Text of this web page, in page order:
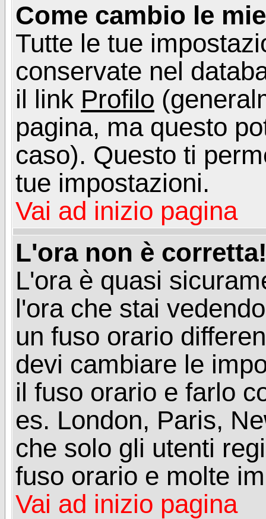
Come cambio le
Tutte le tue
conservate nel
il link Profilo
pagina, ma questo
caso). Questo ti
tue impostazioni.
Vai ad inizio pagina
L'ora non è
L'ora è quasi
l'ora che stai
un fuso orario
devi cambiare le
il fuso orario e farlo
es. London, Paris,
che solo gli utenti
fuso orario e molte
Vai ad inizio pagina